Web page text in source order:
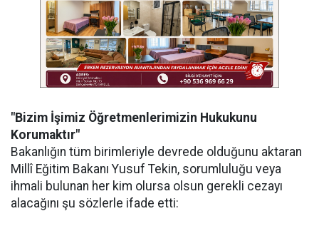
"Bizim İşimiz Öğretmenlerimizin Hukukunu
Korumaktır"
Bakanlığın tüm birimleriyle devrede olduğunu aktaran
Millî Eğitim Bakanı Yusuf Tekin, sorumluluğu veya
ihmali bulunan her kim olursa olsun gerekli cezayı
alacağını şu sözlerle ifade etti: